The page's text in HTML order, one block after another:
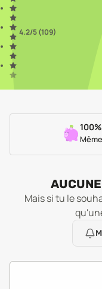
4.2/5 (109)
Mais si tu le